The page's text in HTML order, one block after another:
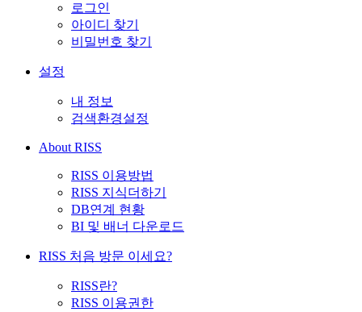
로그인
아이디 찾기
비밀번호 찾기
설정
내 정보
검색환경설정
About RISS
RISS 이용방법
RISS 지식더하기
DB연계 현황
BI 및 배너 다운로드
RISS 처음 방문 이세요?
RISS란?
RISS 이용권한